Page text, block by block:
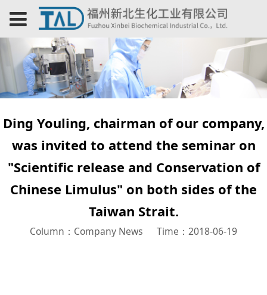
Ding Youling, chairman of our company,
was invited to attend the seminar on
"Scientific release and Conservation of
Chinese Limulus" on both sides of the
Taiwan Strait.
Column：Company News Time：2018-06-19